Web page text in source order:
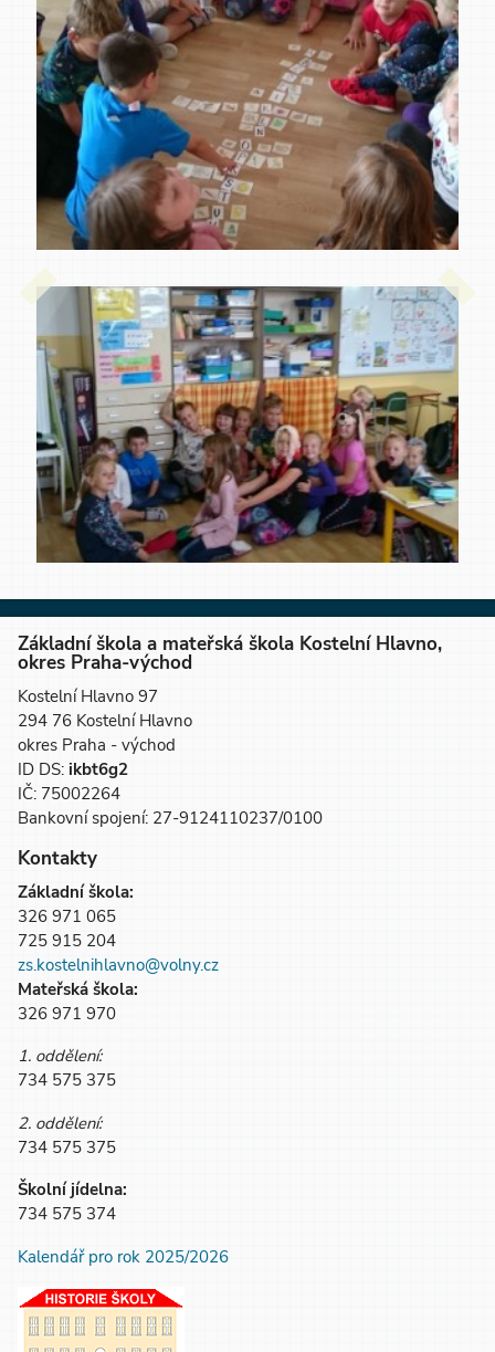
Základní škola a mateřská škola Kostelní Hlavno,
okres Praha-východ
Kostelní Hlavno 97
294 76 Kostelní Hlavno
okres Praha - východ
ID DS:ikbt6g2
IČ: 75002264
Bankovní spojení: 27-9124110237/0100
Kontakty
Základní škola:
326 971 065
725 915 204
zs.kostelnihlavno@volny.cz
Mateřská škola:
326 971 970
1. oddělení:
734 575 375
2. oddělení:
734 575 375
Školní jídelna:
734 575 374
Kalendář pro rok 2025/2026